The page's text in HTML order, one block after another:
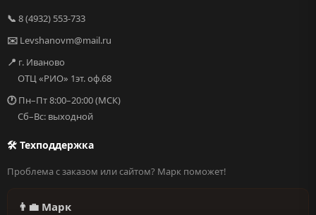
📞 8 (4932) 553-733
✉️ Levshanovm@mail.ru
📍 г. Иваново
ОТЦ «РИО» 1эт. оф.68
🕐Пн–Пт 8:00–20:00 (МСК)
Сб–Вс: выходной
🛠 Техподдержка
Проблема с заказом или сайтом? Марк поможет!
👨‍💼 Марк